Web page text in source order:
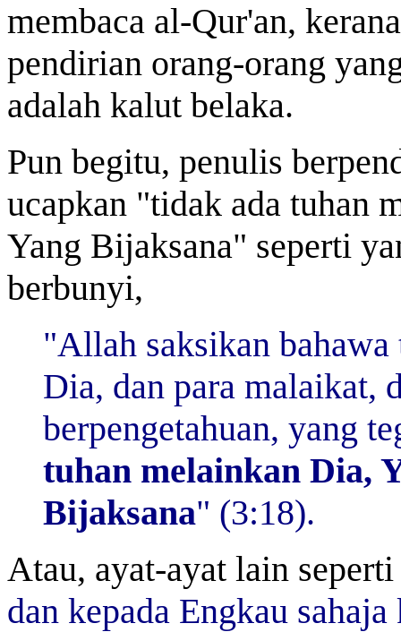
membaca al-Qur'an,
pendirian orang-orang
adalah kalut belaka.
Pun begitu, penulis
ucapkan "tidak ada tuhan
Yang Bijaksana" seperti
berbunyi,
"Allah saksikan
Dia, dan para malaikat,
berpengetahuan, yang
tuhan melainkan Dia,
Bijaksana" (3:18).
Atau, ayat-ayat lain
dan kepada Engkau